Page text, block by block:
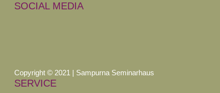
SOCIAL MEDIA
Copyright © 2021 | Sampurna Seminarhaus
SERVICE